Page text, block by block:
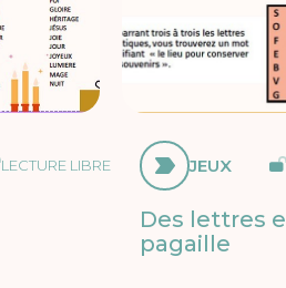
LECTURE LIBRE JEUX
Des lettres
pagaille